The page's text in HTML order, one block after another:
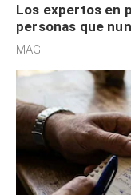
Los expertos en
personas que
redes sociales
MAG.